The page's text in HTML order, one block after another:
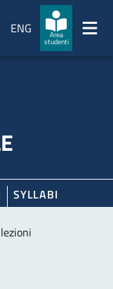
ENG
Area
studenti
SYLLABI